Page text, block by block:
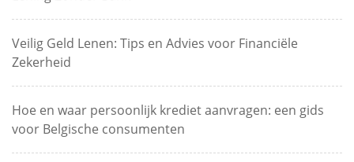
Veilig Geld Lenen: Tips en Advies voor Financiële
Zekerheid
Hoe en waar persoonlijk krediet aanvragen: een gids
voor Belgische consumenten